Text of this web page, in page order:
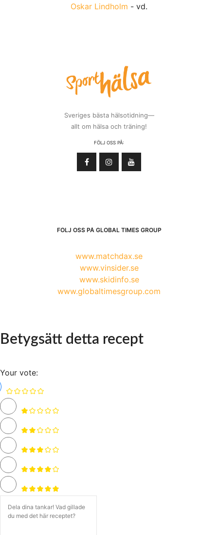
Oskar Lindholm - vd.
Sveriges bästa hälsotidning—
allt om hälsa och träning!
FÖLJ OSS PÅ:
FÖLJ OSS PÅ GLOBAL TIMES GROUP
www.matchdax.se
www.vinsider.se
www.skidinfo.se
www.globaltimesgroup.com
Betygsätt detta recept
Your vote: